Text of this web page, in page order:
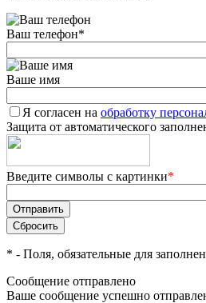
Ваш телефон*
Ваше имя
Я согласен на обработку
Защита от автоматического
Введите символы с картинки*
* - Поля, обязательные для
Сообщение отправлено
Ваше сообщение успешно